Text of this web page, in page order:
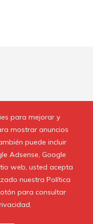
para mejorar y
mostrar anuncios
puede incluir
Adsense, Google
web, usted acepta
nuestra Política
para consultar